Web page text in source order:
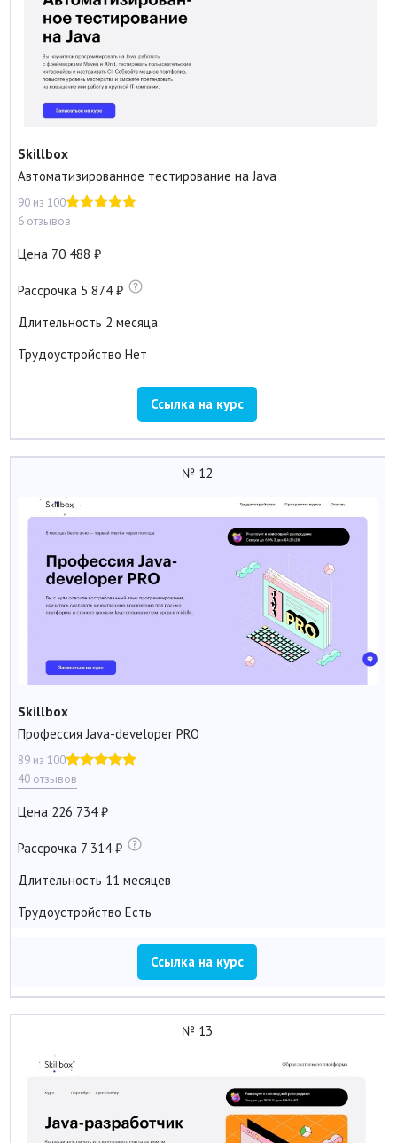
Skillbox
Автоматизирован­ное тестирование на Java
90 из 100
6 отзывов
Цена 70 488
Рассрочка 5 874
Длительность 2 месяца
Трудоустройство Нет
Ссылка на курс
№ 12
Skillbox
Профессия Java-developer PRO
89 из 100
40 отзывов
Цена 226 734
Рассрочка 7 314
Длительность 11 месяцев
Трудоустройство Есть
Ссылка на курс
№ 13